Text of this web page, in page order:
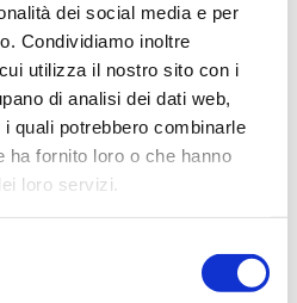
dei social media e per
Condividiamo inoltre
utilizza il nostro sito con i
di analisi dei dati web,
quali potrebbero combinarle
ha fornito loro o che hanno
loro servizi.
A PIENO
A
con facciale in silicone